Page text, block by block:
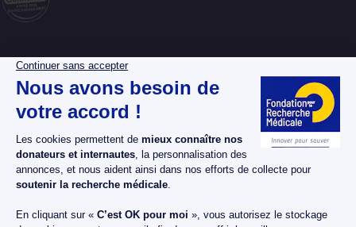
La Fondation pour la
Recherche Médicale
Nos dossiers maladies
Nos projets
Nos actualités
Espace chercheurs
Espace presse